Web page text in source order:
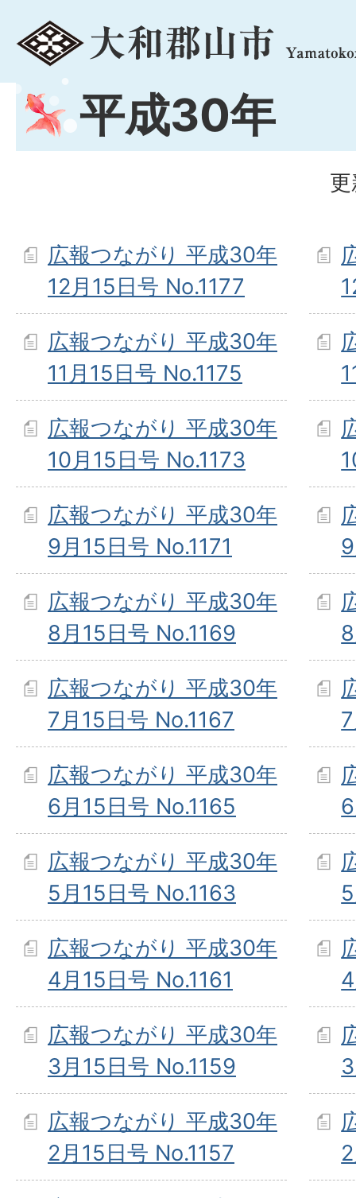
menu
平成30年
広報つながり 平成30年
12月15日号 No.1177
広報つながり 平成30年
11月15日号 No.1175
広報つながり 平成30年
10月15日号 No.1173
広報つながり 平成30年
9月15日号 No.1171
広報つながり 平成30年
8月15日号 No.1169
広報つながり 平成30年
7月15日号 No.1167
広報つながり 平成30年
6月15日号 No.1165
広報つながり 平成30年
5月15日号 No.1163
広報つながり 平成30年
4月15日号 No.1161
広報つながり 平成30年
3月15日号 No.1159
広報つながり 平成30年
2月15日号 No.1157